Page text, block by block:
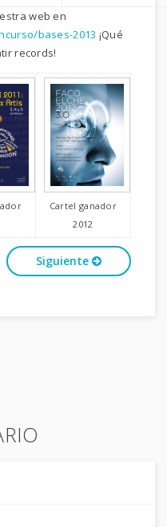
web en
bases-2013 ¡Qué
records!
Cartel ganador
2012
Siguiente